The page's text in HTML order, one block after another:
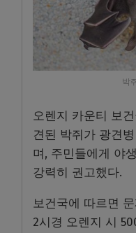
박
오렌지 카운티 보
견된 박쥐가 광견
며, 주민들에게 야
강력히 권고했다.
보건국에 따르면
2시경 오렌지 시